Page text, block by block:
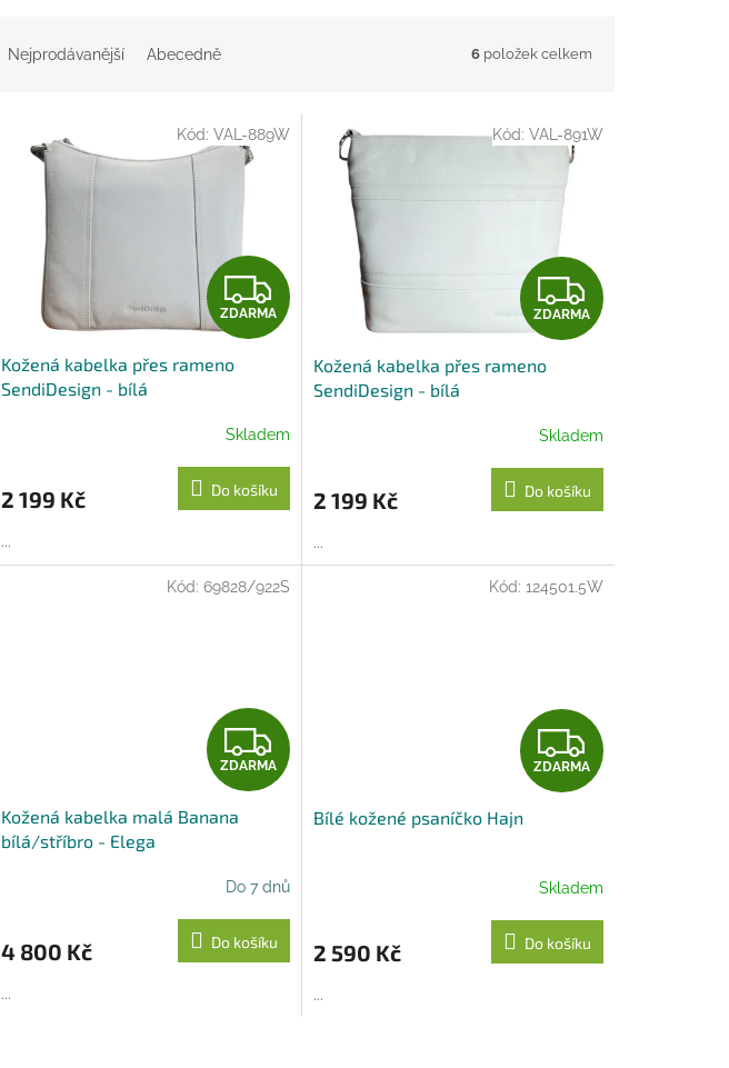
Nejprodávanější Abecedně 6 položek celkem
Z
D
R
M
A
ZDARMA
Kožená kabelka přes rameno
SendiDesign - bílá
Skladem
2 199 Kč Do košíku
...
Kód: VAL-889W
Z
D
R
M
A
ZDARMA
Kožená kabelka přes rameno
SendiDesign - bílá
Skladem
2 199 Kč Do košíku
...
Kód: VAL-891W
Z
D
R
M
A
ZDARMA
Kožená kabelka malá Banana
bílá/stříbro - Elega
Do 7 dnů
4 800 Kč Do košíku
...
Kód: 69828/922S
Z
D
R
M
A
ZDARMA
Bílé kožené psaníčko Hajn
Skladem
2 590 Kč Do košíku
...
Kód: 124501.5W